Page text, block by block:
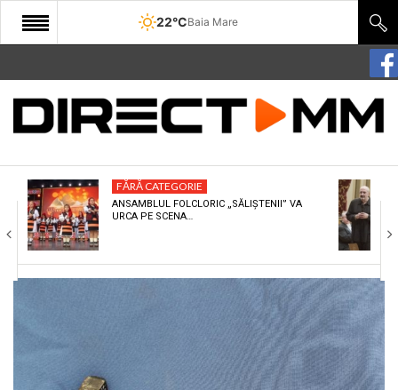
22°CBaia Mare
START
COMUNITATE
CULTURA
ECONOMIE
SANATATE
SPECIAL
FĂRĂ CATEGORIE
ANSAMBLUL FOLCLORIC „SĂLIȘTENII” VA
URCA PE SCENA…